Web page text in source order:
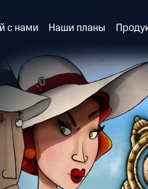
с нами Наши планы